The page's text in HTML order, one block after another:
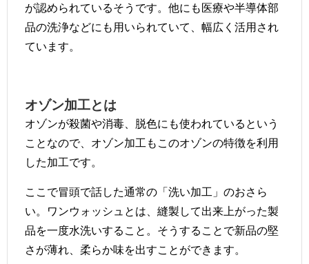
が認められているそうです。他にも医療や半導体部
品の洗浄などにも用いられていて、幅広く活用され
ています。
オゾン加工とは
オゾンが殺菌や消毒、脱色にも使われているという
ことなので、オゾン加工もこのオゾンの特徴を利用
した加工です。
ここで冒頭で話した通常の「洗い加工」のおさら
い。ワンウォッシュとは、縫製して出来上がった製
品を一度水洗いすること。そうすることで新品の堅
さが薄れ、柔らか味を出すことができます。